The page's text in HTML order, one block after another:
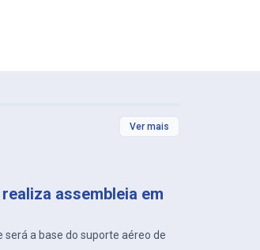
Ver mais
assembleia em
será a base do suporte aéreo de